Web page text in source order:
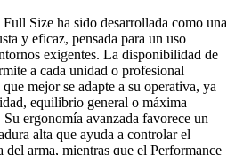
Size ha sido desarrollada como una
y eficaz, pensada para un uso
exigentes. La disponibilidad de
a cada unidad o profesional
mejor se adapte a su operativa, ya
equilibrio general o máxima
ergonomía avanzada favorece un
alta que ayuda a controlar el
arma, mientras que el Performance